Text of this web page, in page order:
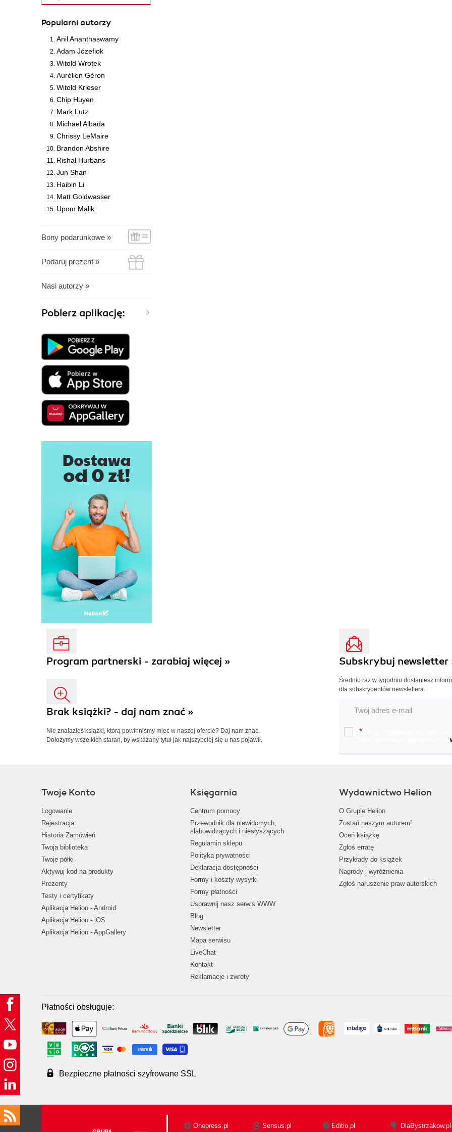
Popularni autorzy
Anil Ananthaswamy
Adam Józefiok
Witold Wrotek
Aurélien Géron
Witold Krieser
Chip Huyen
Mark Lutz
Michael Albada
Chrissy LeMaire
Brandon Abshire
Rishal Hurbans
Jun Shan
Haibin Li
Matt Goldwasser
Upom Malik
Bony podarunkowe »
Podaruj prezent »
Nasi autorzy »
Pobierz aplikację:
Program partnerski - zarabiaj więcej »
Brak książki? - daj nam znać »
Nie znalazłeś książki, którą powinniśmy mieć w naszej ofercie? Daj nam znać.
Dołożymy wszelkich starań, by wskazany tytuł jak najszybciej się u nas pojawił.
Subskrybuj newsletter
Średnio raz w tygodniu dostaniesz
dla subskrybentów newslettera.
*
Twoje Konto
Logowanie
Rejestracja
Historia Zamówień
Twoja biblioteka
Twoje półki
Aktywuj kod na produkty
Prezenty
Testy i certyfikaty
Aplikacja Helion - Android
Aplikacja Helion - iOS
Aplikacja Helion - AppGallery
Księgarnia
Centrum pomocy
Przewodnik dla niewidomych,
słabowidzących i niesłyszących
Regulamin sklepu
Polityka prywatności
Deklaracja dostępności
Formy i koszty wysyłki
Formy płatności
Usprawnij nasz serwis WWW
Blog
Newsletter
Mapa serwisu
LiveChat
Kontakt
Reklamacje i zwroty
Wydawnictwo Helion
O Grupie Helion
Zostań naszym autorem!
Oceń książkę
Zgłoś erratę
Przykłady do książek
Nagrody i wyróżnienia
Zgłoś naruszenie praw autorskich
Płatności obsługuje:
Bezpieczne płatności szyfrowane SSL
Onepress.pl Sensus.pl Editio.pl DlaBystrzakow.pl